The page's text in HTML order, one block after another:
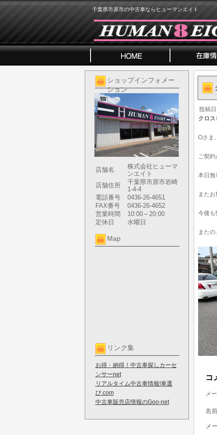
千葉県市原市の中古車ならヒューマンエイト
ショップインフォメー
ション
店舗名
株式会社ヒューマ
ンエイト
店舗住所
千葉県市原市岩崎
1-4-4
電話番号
0436-26-4651
FAX番号
0436-26-4652
営業時間
10:00～20:00
定休日
水曜日
Map
リンク集
お得・納得！中古車探しカーセ
ンサーnet
リアルタイム中古車情報!車選
び.com
中古車販売店情報のGoo-net
投稿日
クロ
Oさま
ご契
本日無
また
今後も
また
コ
メ
名
メ